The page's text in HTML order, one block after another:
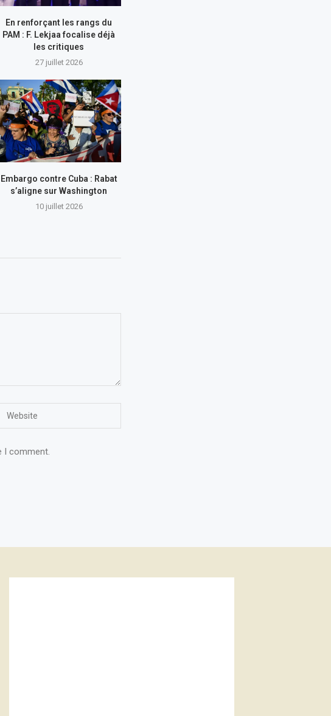
En renforçant les rangs du
PAM : F. Lekjaa focalise déjà
les critiques
27 juillet 2026
Embargo contre Cuba : Rabat
s’aligne sur Washington
10 juillet 2026
I comment.